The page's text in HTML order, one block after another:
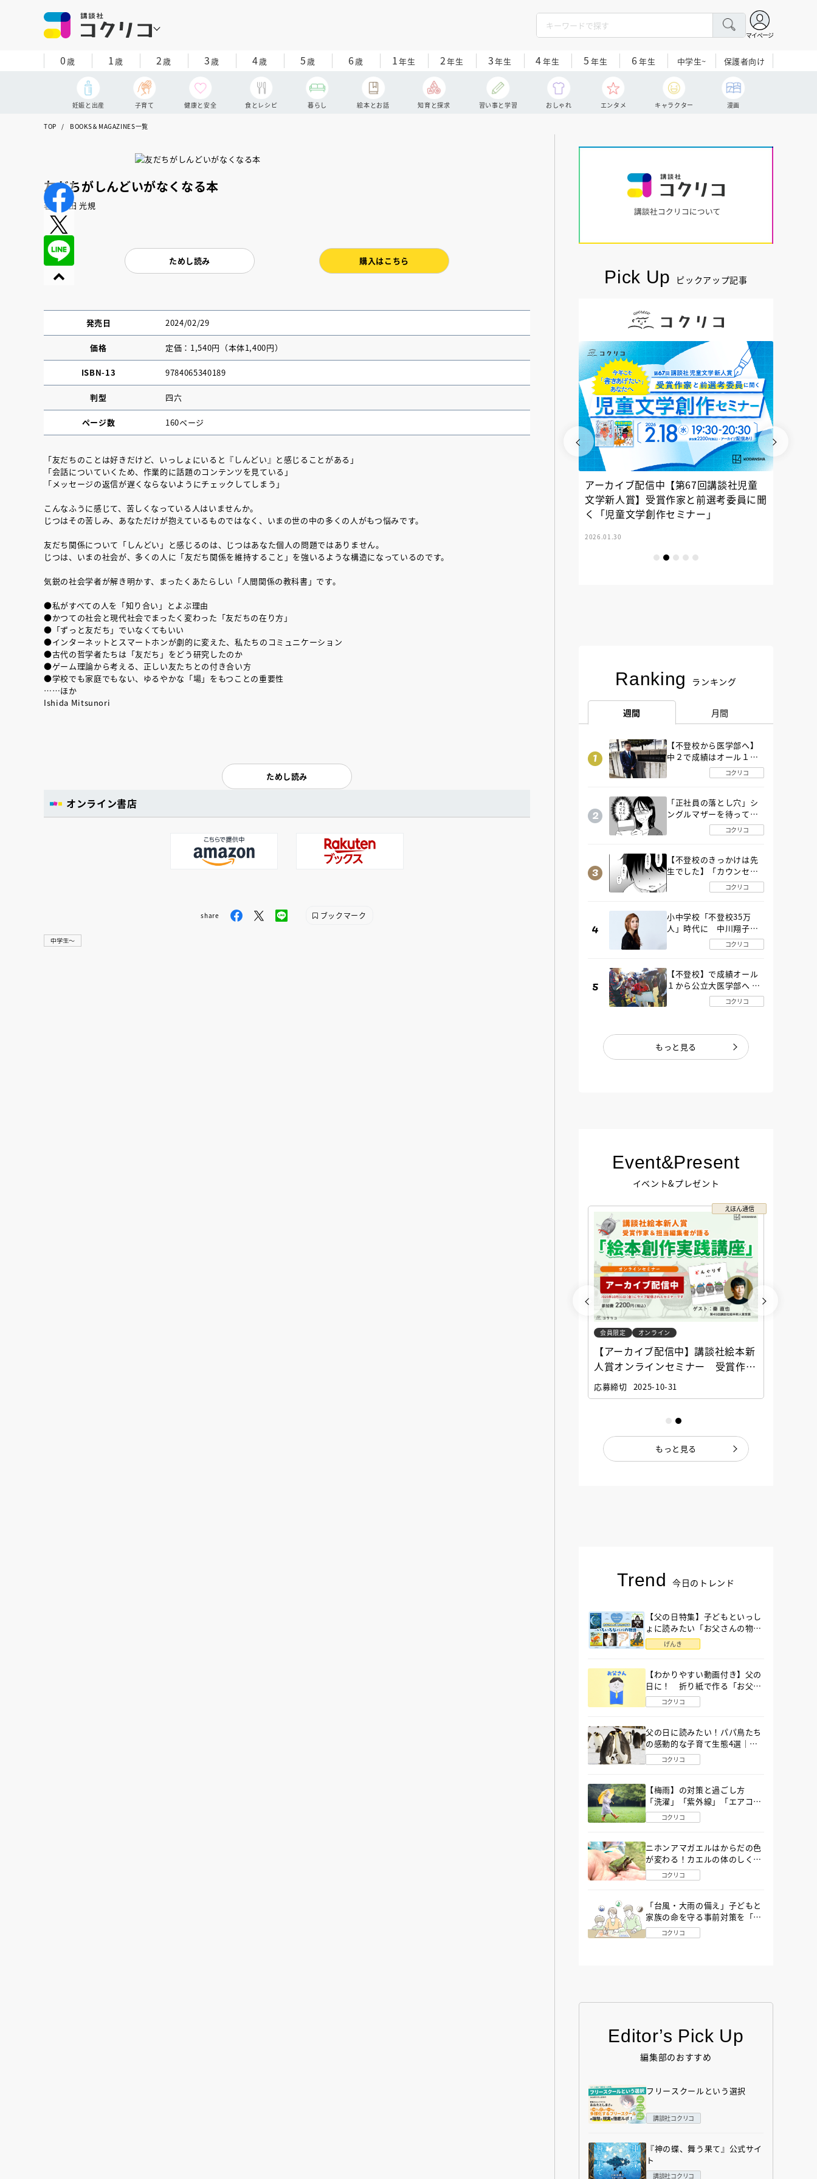
マイページ
0歳 1歳 2歳 3歳 4歳 5歳 6歳 1年生 2年生 3年生 4年生 5 年生 6年生 中学生~ 保護者向け
妊娠と出産 子育て 健康と安全 食とレシピ 暮らし 絵本とお話 知育と探求 習い事と学習 おしゃれ エンタメ キャラクター 漫画
TOP BOOKS＆MAGAZINES一覧
友だちがしんどいがなくなる本
著：石田 光規
ためし読み 購入はこちら
発売日 2024/02/29
価格 定価：1,540円（本体1,400円）
ISBN-13 9784065340189
判型 四六
ページ数 160ページ
「友だちのことは好きだけど、いっしょにいると『しんどい』と感じることがある」
「会話についていくため、作業的に話題のコンテンツを見ている」
「メッセージの返信が遅くならないようにチェックしてしまう」
こんなふうに感じて、苦しくなっている人はいませんか。
じつはその苦しみ、あなただけが抱えているものではなく、いまの世の中の多くの人がもつ悩みです。
友だち関係について「しんどい」と感じるのは、じつはあなた個人の問題ではありません。
じつは、いまの社会が、多くの人に「友だち関係を維持すること」を強いるような構造になっているのです。
気鋭の社会学者が解き明かす、まったくあたらしい「人間関係の教科書」です。
●私がすべての人を「知り合い」とよぶ理由
●かつての社会と現代社会でまったく変わった「友だちの在り方」
●「ずっと友だち」でいなくてもいい
●インターネットとスマートホンが劇的に変えた、私たちのコミュニケーション
●古代の哲学者たちは「友だち」をどう研究したのか
●ゲーム理論から考える、正しい友たちとの付き合い方
●学校でも家庭でもない、ゆるやかな「場」をもつことの重要性
……ほか
Ishida Mitsunori
ためし読み
オンライン書店
share ブックマーク
中学生〜
Pick Up ピックアップ記事
『NO.６再会』（あさのあつこ）特設サ
アーカイブ配信中【第67回講談社児童
文学新人賞】受賞作家と前選考委員に聞
く「児童文学創作セミナー」
2026.01.30
Ranking ランキング
週間 月間
【不登校から医学部へ】
中２で成績はオール１
「昼夜逆転」したわが子
を”夜遊び”に連れ出した
コクリコ
「正社員の落とし穴」シ
ングルマザーを待ってい
た“魔の２年間”【後編】
コクリコ
【不登校のきっかけは先
生でした】「カウンセリ
ングの時間」生徒の情報
をバラしたのは…《第２
コクリコ
小中学校「不登校35万
人」時代に 中川翔子さ
んが審査委員長「不登校
生動画甲子園 2026」が開
コクリコ
【不登校】で成績オール
１から公立大医学部へ 中
２で起立性調節障害「治
るまで３年」の診断 その
コクリコ
もっと見る
Event&Present
イベント&プレゼント
えほん通信
会員限定 オンライン
【アーカイブ配信中】講談社絵本新
人賞オンラインセミナー 受賞作家
と担当編集者が語る「絵本創作実践
講座」
応募締切 2025-10-31
もっと見る
Trend 今日のトレンド
【父の日特集】子どもといっし
ょに読みたい「お父さんの物
語」６選
げんき
【わかりやすい動画付き】父の
日に！ 折り紙で作る「お父さ
ん」の簡単な折り方
コクリコ
父の日に読みたい！パパ鳥たち
の感動的な子育て生態4選｜図
鑑MOVE
コクリコ
【梅雨】の対策と過ごし方
「洗濯」「紫外線」「エアコ
ン」「ゲリラ豪雨」…〔気象予
報士が完全ガイド〕
コクリコ
ニホンアマガエルはからだの色
が変わる！カエルの体のしくみ
から両生類の特ちょうまで図鑑
MOVEが解説！
コクリコ
「台風・大雨の備え」子どもと
家族の命を守る事前対策を「防
災アドバイザー」が解説
コクリコ
Editor’s Pick Up
編集部のおすすめ
フリースクールという選択
講談社コクリコ
『神の蝶、舞う果て』公式サイ
ト
講談社コクリコ